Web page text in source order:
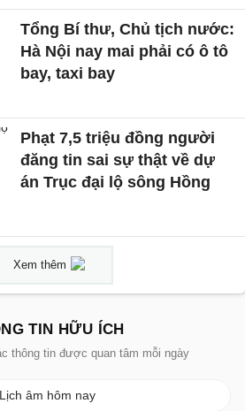
Tổng Bí thư, Chủ tịch nước:
Hà Nội nay mai phải có ô tô
bay, taxi bay
Phạt 7,5 triệu đồng người
đăng tin sai sự thật về dự
án Trục đại lộ sông Hồng
Xem thêm
TIN HỮU ÍCH
thông tin được quan tâm mỗi ngày
Lịch âm hôm nay